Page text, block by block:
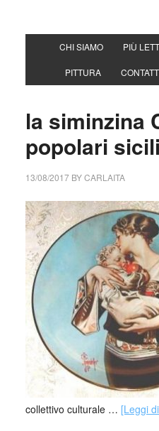
CHI SIAMO PIÙ
PITTURA
la siminzina
popolari
13/08/2017BYCARLAITA
collettivo culturale … [Leggi